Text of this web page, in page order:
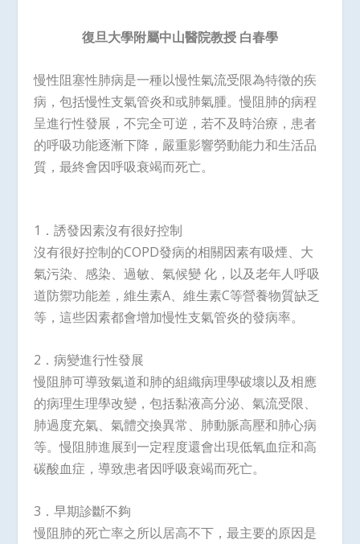
復旦大學附屬中山醫院教授 白春學
慢性阻塞性肺病是一種以慢性氣流受限為特徵的疾
病，包括慢性支氣管炎和或肺氣腫。慢阻肺的病程
呈進行性發展，不完全可逆，若不及時治療，患者
的呼吸功能逐漸下降，嚴重影響勞動能力和生活品
質，最終會因呼吸衰竭而死亡。
1．誘發因素沒有很好控制
沒有很好控制的COPD發病的相關因素有吸煙、大
氣污染、感染、過敏、氣候變 化，以及老年人呼吸
道防禦功能差，維生素A、維生素C等營養物質缺乏
等，這些因素都會增加慢性支氣管炎的發病率。
2．病變進行性發展
慢阻肺可導致氣道和肺的組織病理學破壞以及相應
的病理生理學改變，包括黏液高分泌、氣流受限、
肺過度充氣、氣體交換異常、肺動脈高壓和肺心病
等。慢阻肺進展到一定程度還會出現低氧血症和高
碳酸血症，導致患者因呼吸衰竭而死亡。
3．早期診斷不夠
慢阻肺的死亡率之所以居高不下，最主要的原因是